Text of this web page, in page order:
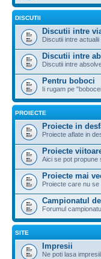
DISCUTII
Discutii intre
Discutii intre
Discutii intre
Discutii intre
Pentru boboci
Ii rugam pe
PROIECTE
Proiecte in
Proiecte aflate in
Proiecte
Aici se pot propune
Proiecte mai
Proiecte care nu se
Campionatul
Forumul
SITE
Impresii
Ne poti lasa